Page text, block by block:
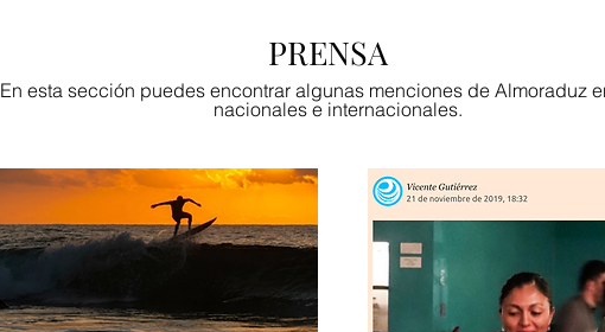
PRENSA
En esta sección puedes encontrar algunas menciones de Almoraduz
nacionales e internacionales.